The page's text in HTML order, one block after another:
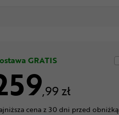
GRATIS
,99 zł
cena z 30 dni przed obniżką